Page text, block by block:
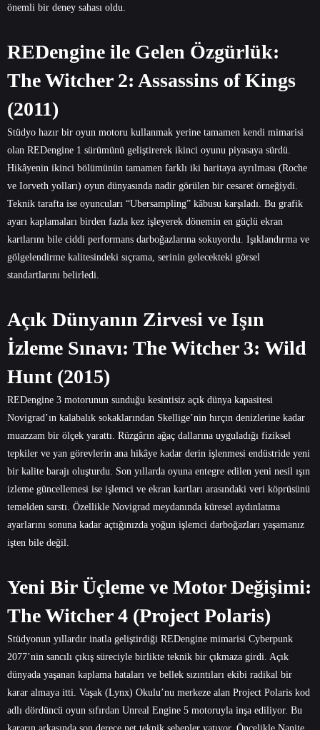
önemli bir deney sahası oldu.
REDengine ile Gelen Özgürlük:
The Witcher 2: Assassins of Kings
(2011)
Stüdyo hazır bir oyun motoru kullanmak yerine tamamen kendi mimarisi
olan REDengine 1 sürümünü geliştirerek ikinci oyunu piyasaya sürdü.
Hikâyenin ikinci bölümünün tamamen farklı iki haritaya ayrılması (Roche
ve Iorveth yolları) oyun dünyasında nadir görülen bir cesaret örneğiydi.
Teknik tarafta ise oyuncuları “Ubersampling” kâbusu karşıladı. Bu grafik
ayarı kaplamaları birden fazla kez işleyerek dönemin en güçlü ekran
kartlarını bile ciddi performans darboğazlarına sokuyordu. Işıklandırma ve
gölgelendirme kalitesindeki sıçrama, serinin gelecekteki görsel
standartlarını belirledi.
Açık Dünyanın Zirvesi ve Işın
İzleme Sınavı: The Witcher 3: Wild
Hunt (2015)
REDengine 3 motorunun sunduğu kesintisiz açık dünya kapasitesi
Novigrad’ın kalabalık sokaklarından Skellige’nin hırçın denizlerine kadar
muazzam bir ölçek yarattı. Rüzgârın ağaç dallarına uyguladığı fiziksel
tepkiler ve yan görevlerin ana hikâye kadar derin işlenmesi endüstride yeni
bir kalite barajı oluşturdu. Son yıllarda oyuna entegre edilen yeni nesil ışın
izleme güncellemesi ise işlemci ve ekran kartları arasındaki veri köprüsünü
temelden sarstı. Özellikle Novigrad meydanında küresel aydınlatma
ayarlarını sonuna kadar açtığınızda yoğun işlemci darboğazları yaşamanız
işten bile değil.
Yeni Bir Üçleme ve Motor Değişimi:
The Witcher 4 (Project Polaris)
Stüdyonun yıllardır inatla geliştirdiği REDengine mimarisi Cyberpunk
2077’nin sancılı çıkış süreciyle birlikte teknik bir çıkmaza girdi. Açık
dünyada yaşanan kaplama hataları ve bellek sızıntıları ekibi radikal bir
karar almaya itti. Vaşak (Lynx) Okulu’nu merkeze alan Project Polaris kod
adlı dördüncü oyun sıfırdan Unreal Engine 5 motoruyla inşa ediliyor. Bu